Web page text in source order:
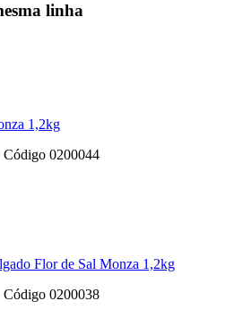
linha
1,2kg
Código 0200044
Flor de Sal Monza 1,2kg
Código 0200038